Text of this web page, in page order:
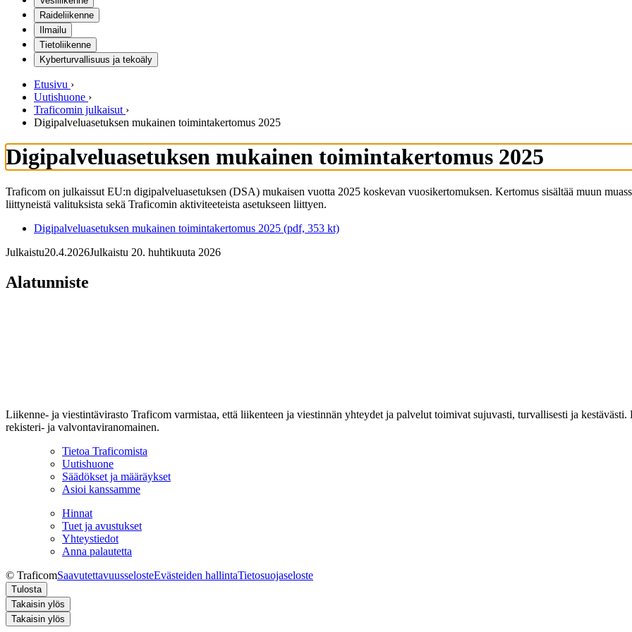
Raideliikenne
Ilmailu
Tietoliikenne
Kyberturvallisuus ja tekoäly
Etusivu ›
Uutishuone ›
Traficomin julkaisut ›
Digipalveluasetuksen mukainen toimintakertomus 2025
Digipalveluasetuksen mukainen toimintakertomus 2025
Traficom on julkaissut EU:n digipalveluasetuksen (DSA) mukaisen vuotta 2025 koskevan vuosikertomuksen. Kertomus sisältää muun
liittyneistä valituksista sekä Traficomin aktiviteeteista asetukseen liittyen.
Digipalveluasetuksen mukainen toimintakertomus 2025 (pdf, 353 kt)
Julkaistu20.4.2026Julkaistu 20. huhtikuuta 2026
Alatunniste
Liikenne- ja viestintävirasto Traficom varmistaa, että liikenteen ja viestinnän yhteydet ja palvelut toimivat sujuvasti, turvallisesti ja
rekisteri- ja valvontaviranomainen.
Tietoa Traficomista
Uutishuone
Säädökset ja määräykset
Asioi kanssamme
Hinnat
Tuet ja avustukset
Yhteystiedot
Anna palautetta
© TraficomSaavutettavuusselosteEvästeiden hallintaTietosuojaseloste
Tulosta
Takaisin ylös
Takaisin ylös